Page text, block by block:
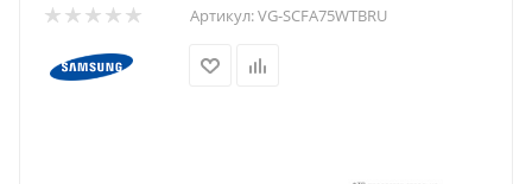
Артикул:VG-SCFA75WTBRU